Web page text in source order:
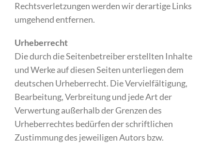
Rechtsverletzungen werden wir derartige Links
umgehend entfernen.
Urheberrecht
Die durch die Seitenbetreiber erstellten Inhalte
und Werke auf diesen Seiten unterliegen dem
deutschen Urheberrecht. Die Vervielfältigung,
Bearbeitung, Verbreitung und jede Art der
Verwertung außerhalb der Grenzen des
Urheberrechtes bedürfen der schriftlichen
Zustimmung des jeweiligen Autors bzw.